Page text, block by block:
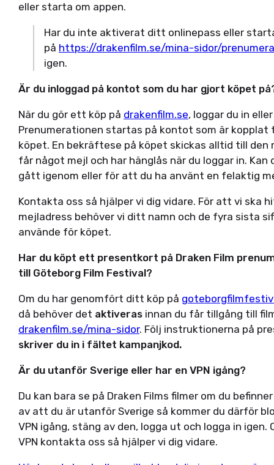
eller starta om appen.
Har du inte aktiverat ditt onlinepass eller
på https://drakenfilm.se/mina-sidor/
igen.
Är du inloggad på kontot som du har gjort köpet
När du gör ett köp på drakenfilm.se, loggar du in
Prenumerationen startas på kontot som är kopplat
köpet. En bekräftese på köpet skickas alltid till den
får något mejl och har hänglås när du loggar in.
gått igenom eller för att du ha använt en felaktig
Kontakta oss så hjälper vi dig vidare. För att vi ska
mejladress behöver vi ditt namn och de fyra sista
använde för köpet.
Har du köpt ett presentkort på Draken Film
till Göteborg Film Festival?
Om du har genomfört ditt köp på
då behöver det aktiveras innan du får tillgång till
drakenfilm.se/mina-sidor. Följ instruktionerna på
skriver du in i fältet kampanjkod.
Är du utanför Sverige eller har en VPN igång?
Du kan bara se på Draken Films filmer om du
av att du är utanför Sverige så kommer du därför
VPN igång, stäng av den, logga ut och logga in igen.
VPN kontakta oss så hjälper vi dig vidare.